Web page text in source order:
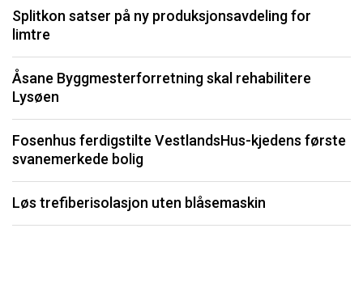
Splitkon satser på ny produksjonsavdeling for
limtre
Åsane Byggmesterforretning skal rehabilitere
Lysøen
Fosenhus ferdigstilte VestlandsHus-kjedens første
svanemerkede bolig
Løs trefiberisolasjon uten blåsemaskin